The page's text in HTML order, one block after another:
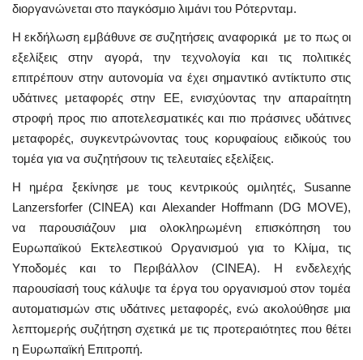
διοργανώνεται στο παγκόσμιο λιμάνι του Ρότερνταμ.
Η εκδήλωση εμβάθυνε σε συζητήσεις αναφορικά με το πως οι
εξελίξεις στην αγορά, την τεχνολογία και τις πολιτικές
επιτρέπουν στην αυτονομία να έχει σημαντικό αντίκτυπο στις
υδάτινες μεταφορές στην ΕΕ, ενισχύοντας την απαραίτητη
στροφή προς πιο αποτελεσματικές και πιο πράσινες υδάτινες
μεταφορές, συγκεντρώνοντας τους κορυφαίους ειδικούς του
τομέα για να συζητήσουν τις τελευταίες εξελίξεις.
Η ημέρα ξεκίνησε με τους κεντρικούς ομιλητές, Susanne
Lanzersforfer (CINEA) και Alexander Hoffmann (DG MOVE),
να παρουσιάζουν μια ολοκληρωμένη επισκόπηση του
Ευρωπαϊκού Εκτελεστικού Οργανισμού για το Κλίμα, τις
Υποδομές και το Περιβάλλον (CINEA). Η ενδελεχής
παρουσίασή τους κάλυψε τα έργα του οργανισμού στον τομέα
αυτοματισμών στις υδάτινες μεταφορές, ενώ ακολούθησε μια
λεπτομερής συζήτηση σχετικά με τις προτεραιότητες που θέτει
η Ευρωπαϊκή Επιτροπή.